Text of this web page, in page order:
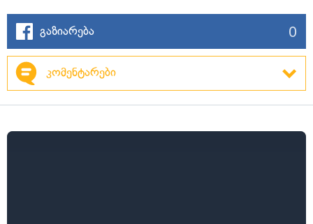
გაზიარება 0
კომენტარები